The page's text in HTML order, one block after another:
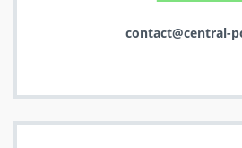
contact@central-